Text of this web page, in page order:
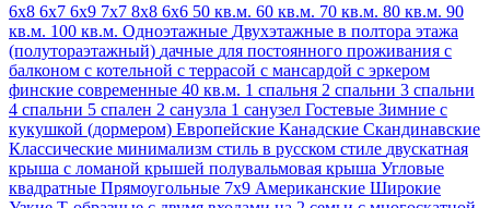
6х8 6х7 6х9 7х7 8х8 6х6 50 кв.м. 60 кв.м. 70 кв.м. 80 кв.м. 90
кв.м. 100 кв.м. Одноэтажные Двухэтажные в полтора этажа
(полутораэтажный) дачные для постоянного проживания с
балконом с котельной с террасой с мансардой с эркером
финские современные 40 кв.м. 1 спальня 2 спальни 3 спальни
4 спальни 5 спален 2 санузла 1 санузел Гостевые Зимние с
кукушкой (дормером) Европейские Канадские Скандинавские
Классические минимализм стиль в русском стиле двускатная
крыша с ломаной крышей полувальмовая крыша Угловые
квадратные Прямоугольные 7х9 Американские Широкие